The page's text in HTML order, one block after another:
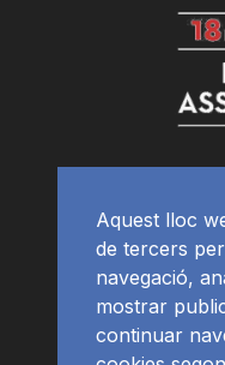
Aquest lloc
de tercers
navegació,
mostrar
continuar